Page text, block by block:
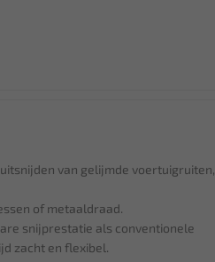
van gelijmde voertuigruiten,
of metaaldraad.
snijprestatie als conventionele
zacht en flexibel.